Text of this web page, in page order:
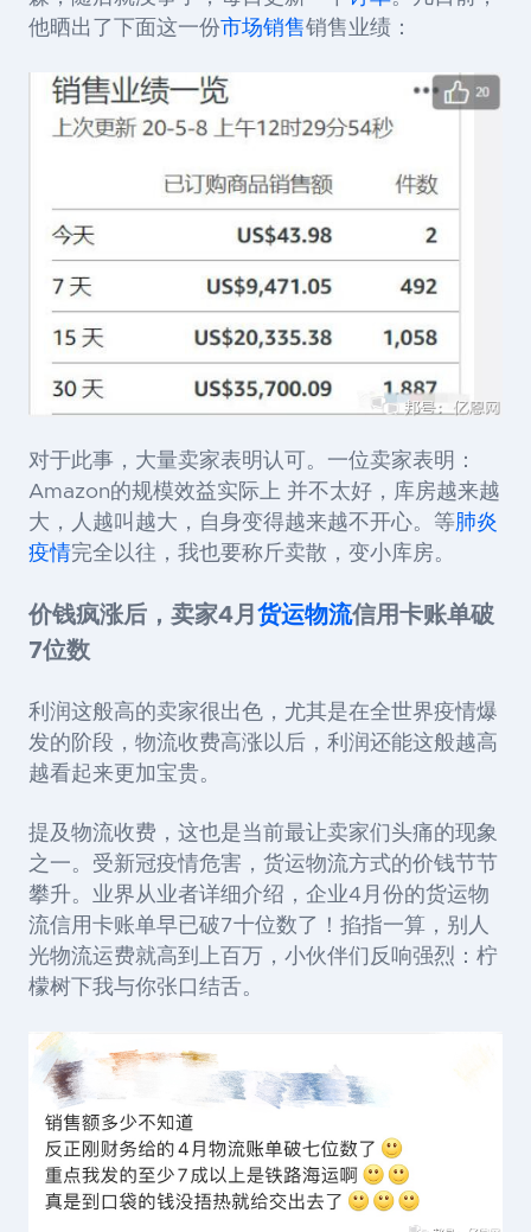
他晒出了下面这一份市场销售销售业绩：
对于此事，大量卖家表明认可。一位卖家表明：
Amazon的规模效益实际上 并不太好，库房越来越
大，人越叫越大，自身变得越来越不开心。等肺炎
疫情完全以往，我也要称斤卖散，变小库房。
价钱疯涨后，卖家4月 货运物流信用卡账单破
7位数
利润这般高的卖家很出色，尤其是在全世界疫情爆
发的阶段，物流收费高涨以后，利润还能这般越高
越看起来更加宝贵。
提及物流收费，这也是当前最让卖家们头痛的现象
之一。受新冠疫情危害，货运物流方式的价钱节节
攀升。业界从业者详细介绍，企业4 月份的货运物
流信用卡账单早已破7十位数了！掐指一算，别人
光物流运费就高到上百万，小伙伴们反响强烈：柠
檬树下我与你张口结舌。